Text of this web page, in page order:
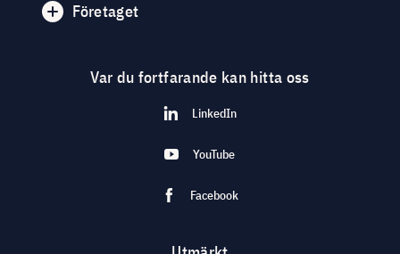
Företaget
Var du fortfarande kan hitta oss
LinkedIn
YouTube
Facebook